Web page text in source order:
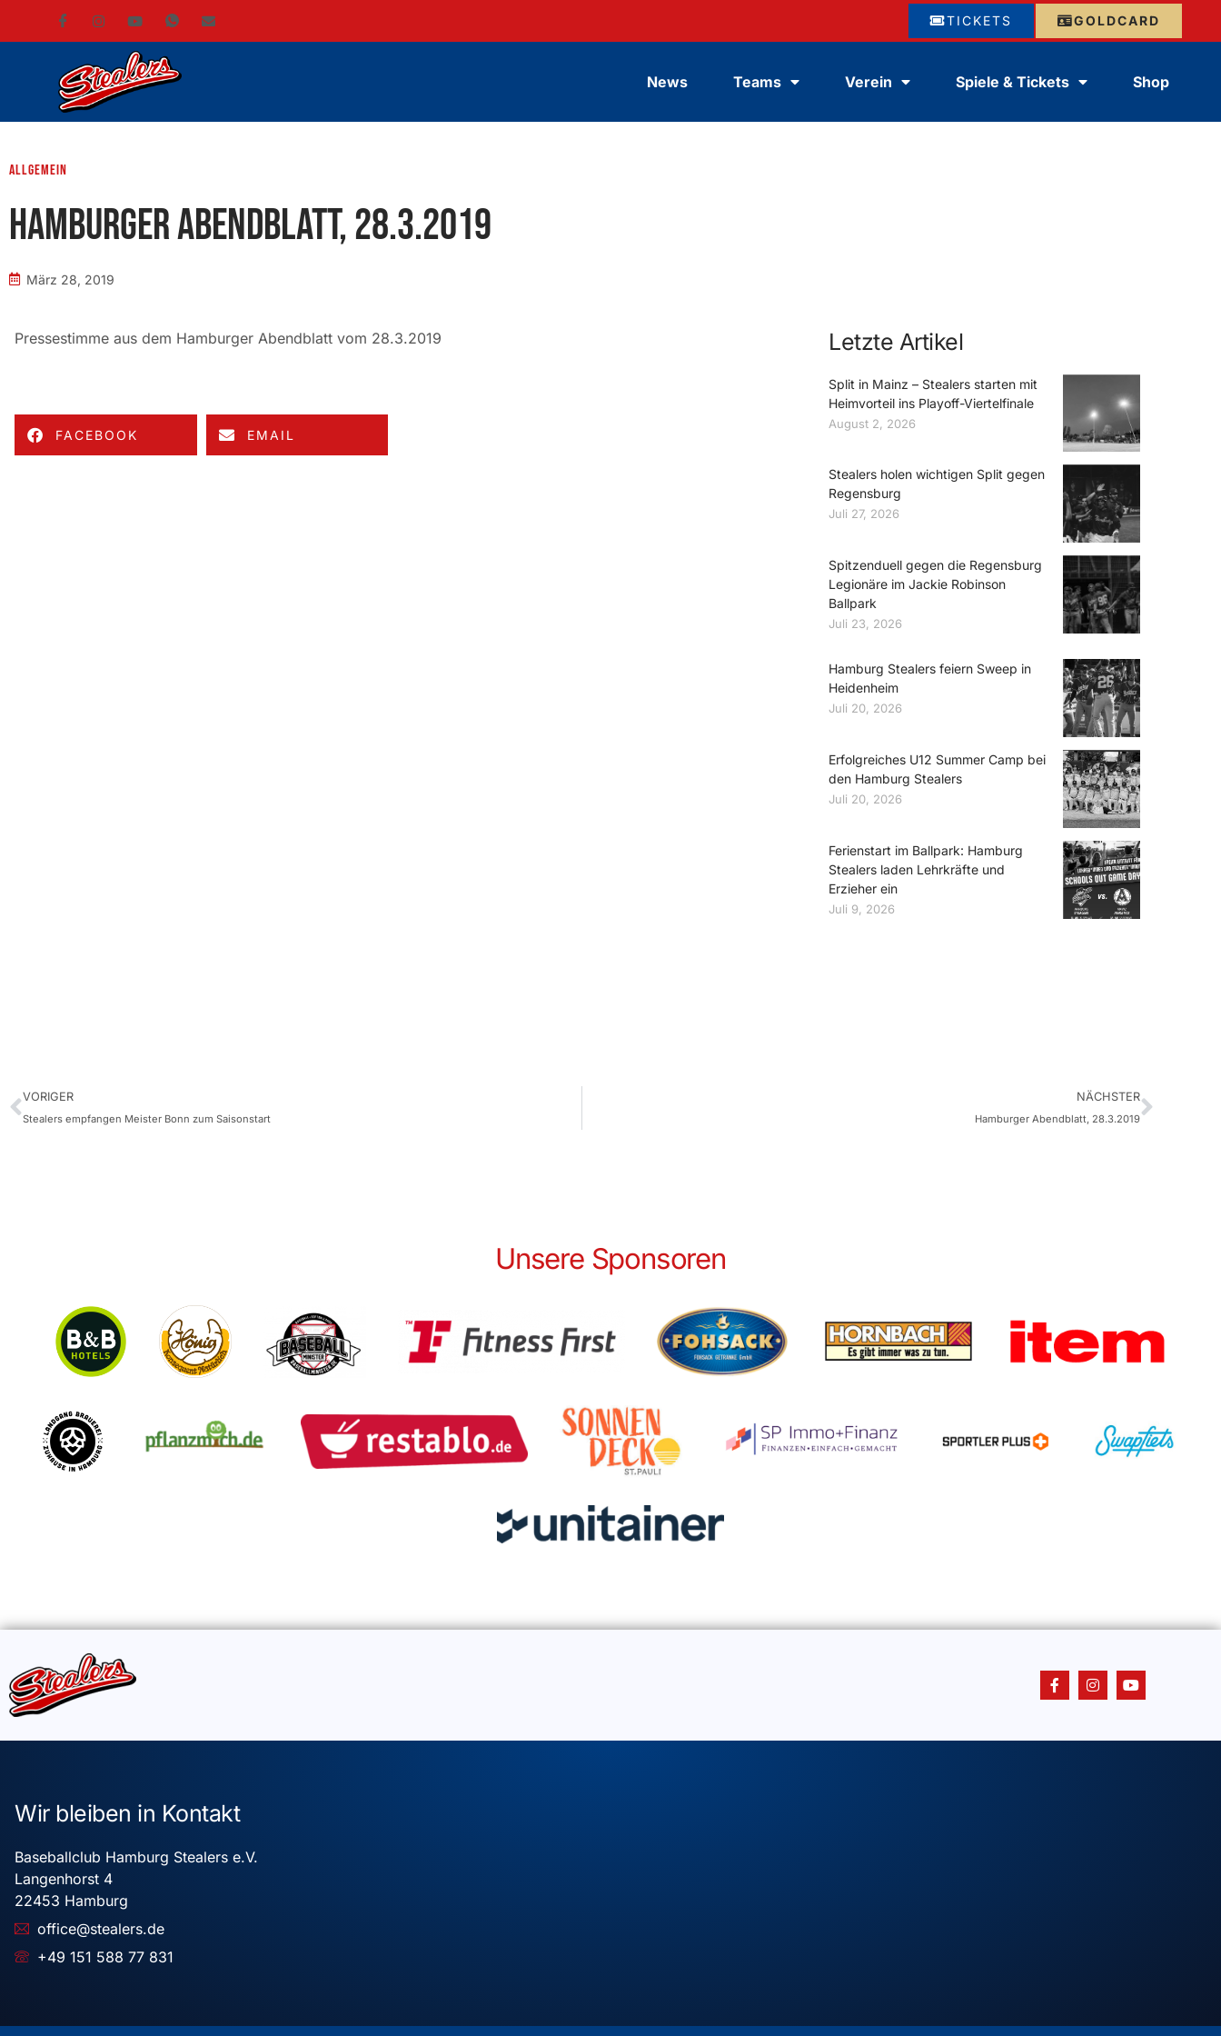
GOLDCARD
TICKETS
News Teams Verein Spiele & Tickets Shop
Allgemein
Hamburger Abendblatt, 28.3.2019
März 28, 2019
Pressestimme aus dem Hamburger Abendblatt vom 28.3.2019
FACEBOOK EMAIL
Letzte Artikel
Split in Mainz – Stealers starten mit
Heimvorteil ins Playoff-Viertelfinale
August 2, 2026
Stealers holen wichtigen Split gegen
Regensburg
Juli 27, 2026
Spitzenduell gegen die Regensburg
Legionäre im Jackie Robinson
Ballpark
Juli 23, 2026
Hamburg Stealers feiern Sweep in
Heidenheim
Juli 20, 2026
Erfolgreiches U12 Summer Camp bei
den Hamburg Stealers
Juli 20, 2026
Ferienstart im Ballpark: Hamburg
Stealers laden Lehrkräfte und
Erzieher ein
Juli 9, 2026
VORIGER
Stealers empfangen Meister Bonn zum Saisonstart
NÄCHSTER
Hamburger Abendblatt, 28.3.2019
Unsere Sponsoren
Wir bleiben in Kontakt
Baseballclub Hamburg Stealers e.V.
Langenhorst 4
22453 Hamburg
office@stealers.de
+49 151 588 77 831